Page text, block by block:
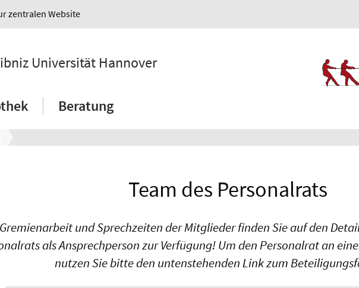
zentralen Website
Universität Hannover
Beratung
Team des Personalrats
und Sprechzeiten der Mitglieder finden Sie auf den
als Ansprechperson zur Verfügung! Um den Personalrat an
nutzen Sie bitte den untenstehenden Link zum